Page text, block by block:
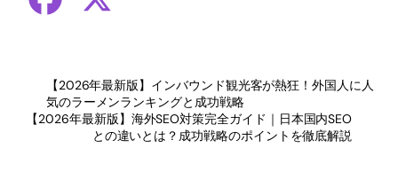
c
e
【2026年最新版】インバウンド観光客が熱狂！外国人に人
気のラーメンランキングと成功戦略
【2026年最新版】海外SEO対策完全ガイド｜日本国内SEO
との違いとは？成功戦略のポイントを徹底解説